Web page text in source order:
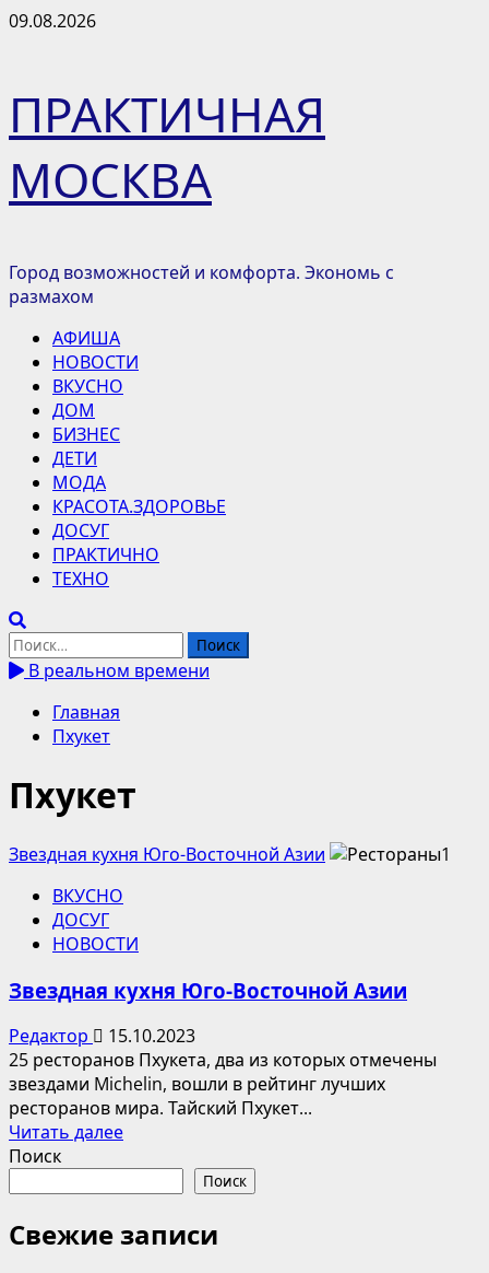
Перейти
09.08.2026
ПРАКТИЧНАЯ
МОСКВА
Город возможностей и комфорта. Экономь с
размахом
Основное
меню
АФИША
НОВОСТИ
ВКУСНО
ДОМ
БИЗНЕС
ДЕТИ
МОДА
КРАСОТА.ЗДОРОВЬЕ
ДОСУГ
ПРАКТИЧНО
ТЕХНО
Найти:
В реальном времени
Главная
Пхукет
Пхукет
Звездная кухня Юго-Восточной Азии
ВКУСНО
ДОСУГ
НОВОСТИ
Звездная кухня Юго-Восточной Азии
Редактор
15.10.2023
25 ресторанов Пхукета, два из которых отмечены
звездами Michelin, вошли в рейтинг лучших
ресторанов мира. Тайский Пхукет...
Читать далееПрочитать
кухня
Юго-
Поиск
Поиск
Свежие записи